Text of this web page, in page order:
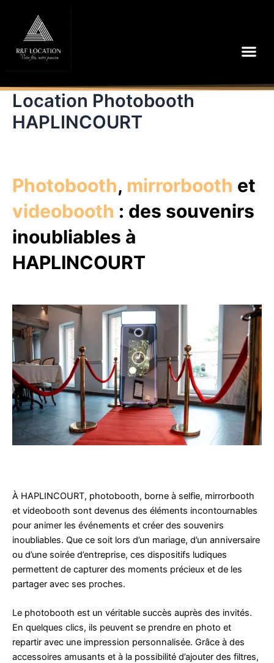
contenu
Location Photobooth
HAPLINCOURT
Photobooth, mirrorbooth et
videobooth : des souvenirs
inoubliables à
HAPLINCOURT
À HAPLINCOURT, photobooth, borne à selfie, mirrorbooth
et videobooth sont devenus des éléments incontournables
pour animer les événements et créer des souvenirs
inoubliables. Que ce soit lors d’un mariage, d’un anniversaire
ou d’une soirée d’entreprise, ces dispositifs ludiques
permettent de capturer des moments précieux et de les
partager avec ses proches.
Le photobooth est un véritable succès auprès des invités.
En quelques clics, ils peuvent se prendre en photo et
repartir avec une impression personnalisée. Grâce à des
accessoires amusants et à la possibilité d’ajouter des filtres,